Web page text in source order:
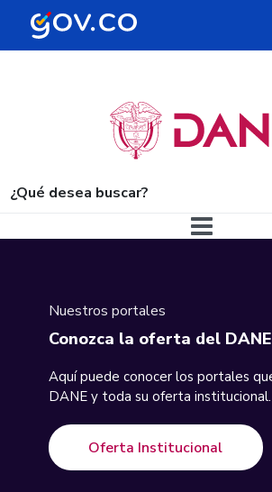
¿Qué desea buscar?
Nuestros portales
Conozca la oferta del DANE
Aquí puede conocer los portales
DANE y toda su oferta institucional.
Oferta Institucional